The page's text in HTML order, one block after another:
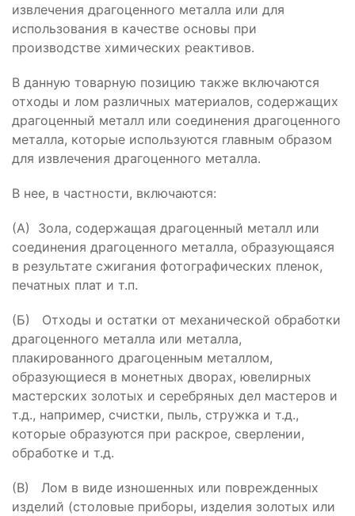
извлечения драгоценного металла или для
использования в качестве основы при
производстве химических реактивов.
В данную товарную позицию также включаются
отходы и лом различных материалов, содержащих
драгоценный металл или соединения драгоценного
металла, которые используются главным образом
для извлечения драгоценного металла.
В нее, в частности, включаются:
(А) Зола, содержащая драгоценный металл или
соединения драгоценного металла, образующаяся
в результате сжигания фотографических пленок,
печатных плат и т.п.
(Б) Отходы и остатки от механической обработки
драгоценного металла или металла,
плакированного драгоценным металлом,
образующиеся в монетных дворах, ювелирных
мастерских золотых и серебряных дел мастеров и
т.д., например, счистки, пыль, стружка и т.д.,
которые образуются при раскрое, сверлении,
обработке и т.д.
(В) Лом в виде изношенных или поврежденных
изделий (столовые приборы, изделия золотых или